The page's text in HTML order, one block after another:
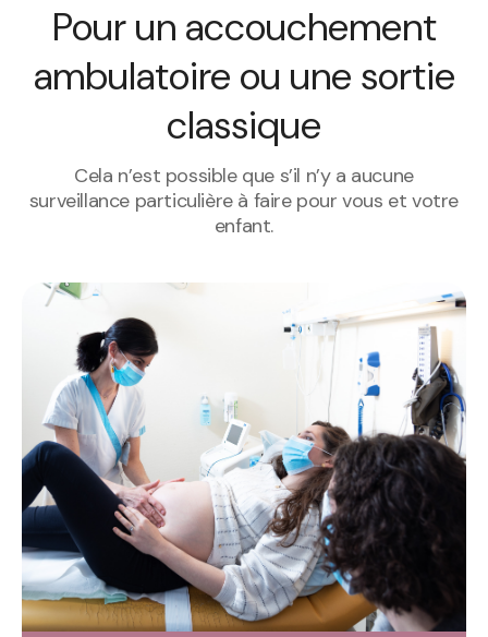
Pour un accouchement
ambulatoire ou une sortie
classique
Cela n’est possible que s’il n’y a aucune
surveillance particulière à faire pour vous et votre
enfant.